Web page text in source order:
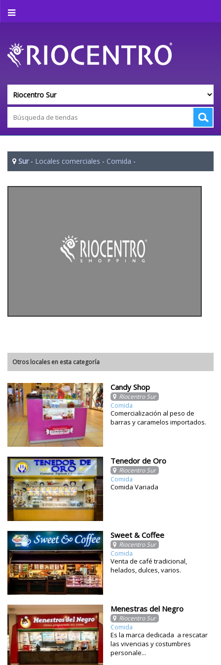
Sur- Locales comerciales - Comida -
Otros locales en esta categoría
Candy Shop
Riocentro Sur
Comida
Comercialización al peso de
barras y caramelos importados.
Tenedor de Oro
Riocentro Sur
Comida
Comida Variada
Sweet & Coffee
Riocentro Sur
Comida
Venta de café tradicional,
helados, dulces, varios.
Menestras del Negro
Riocentro Sur
Comida
Es la marca dedicada a rescatar
las vivencias y costumbres
personale...